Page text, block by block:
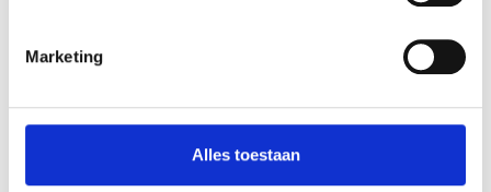
Marketing
Alles toestaan